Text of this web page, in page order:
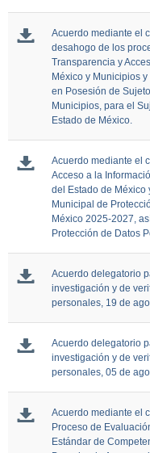
Acuerdo mediante el
desahogo de los
Transparencia y
México y Municipios
en Posesión de
Municipios, para el
Estado de México.
Acuerdo mediante el
Acceso a la
del Estado de México
Municipal de
México 2025-2027,
Protección de Datos
Acuerdo delegatorio
investigación y de
personales, 19 de
Acuerdo delegatorio
investigación y de
personales, 05 de
Acuerdo mediante el
Proceso de
Estándar de